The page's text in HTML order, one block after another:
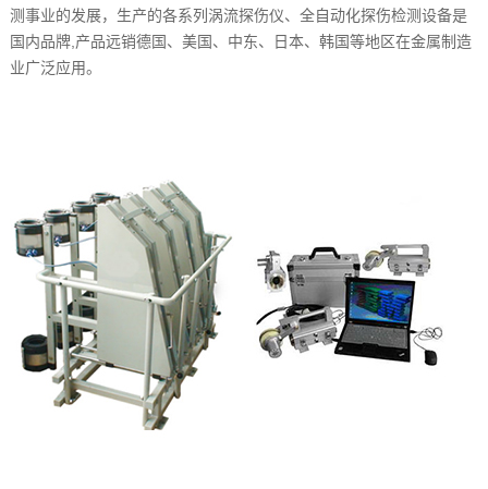
测事业的发展，生产的各系列涡流探伤仪、全自动化探伤检测设备是
国内品牌,产品远销德国、美国、中东、日本、韩国等地区在金属制造
业广泛应用。